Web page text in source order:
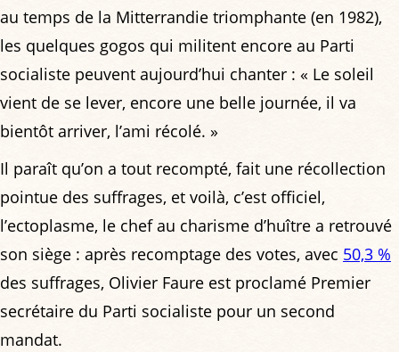
au temps de la Mitterrandie triomphante (en 1982),
les quelques gogos qui militent encore au Parti
socialiste peuvent aujourd’hui chanter : « Le soleil
vient de se lever, encore une belle journée, il va
bientôt arriver, l’ami récolé. »
Il paraît qu’on a tout recompté, fait une récollection
pointue des suffrages, et voilà, c’est officiel,
l’ectoplasme, le chef au charisme d’huître a retrouvé
son siège : après recomptage des votes, avec 50,3 %
des suffrages, Olivier Faure est proclamé Premier
secrétaire du Parti socialiste pour un second
mandat.